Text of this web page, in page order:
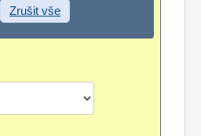
Zrušit vše